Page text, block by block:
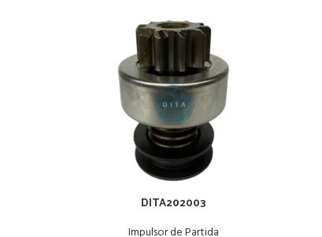
DITA202003
Impulsor de Partida